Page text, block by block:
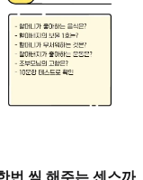
번 씩 해주는 센스까